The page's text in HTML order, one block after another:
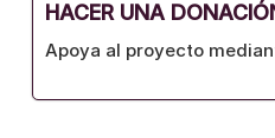
HACER UNA
Apoya al proyecto